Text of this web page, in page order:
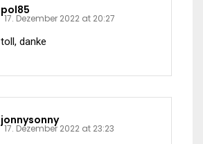
pol85
17. Dezember 2022 at 20:27
toll, danke
jonnysonny
17. Dezember 2022 at 23:23